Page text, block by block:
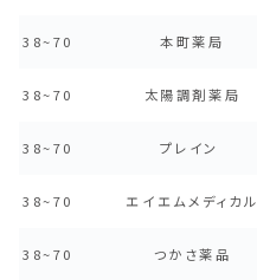
38~70 本町薬局
38~70 太陽調剤薬局
38~70 プレイン
38~70 エイエムメディカル
38~70 つかさ薬品